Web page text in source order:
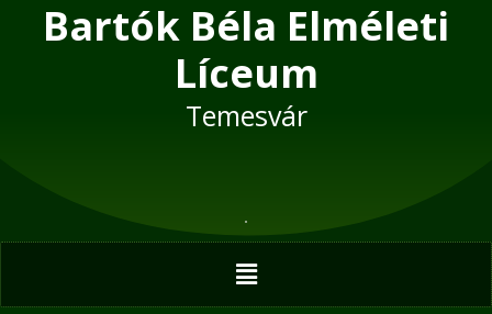
Bartók Béla Elméleti
Líceum
Temesvár
Menu
Post
navigation